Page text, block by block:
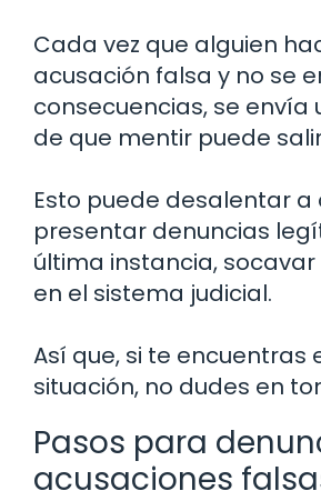
Cada vez que alguien
acusación falsa y no se
consecuencias, se envía
de que mentir puede
Esto puede desalentar a
presentar denuncias
última instancia,
en el sistema judicial.
Así que, si te encuentras
situación, no dudes en
Pasos para
acusaciones